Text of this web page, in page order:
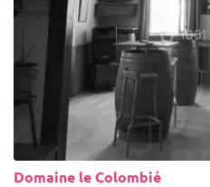
Domaine le Colombié